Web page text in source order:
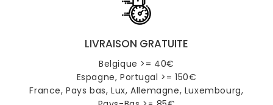
LIVRAISON GRATUITE
Belgique >= 40€
Espagne, Portugal >= 150€
France, Pays bas, Lux, Allemagne, Luxembourg,